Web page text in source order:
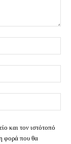
και τον ιστότοπό
φορά που θα